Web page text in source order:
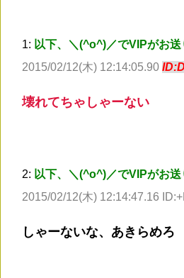
1: 以下、＼(^o^)／でVIPがお送
2015/02/12(木) 12:14:05.90
壊れてちゃしゃーない
2: 以下、＼(^o^)／でVIPがお送
2015/02/12(木) 12:14:47.16
しゃーないな、あきらめろ